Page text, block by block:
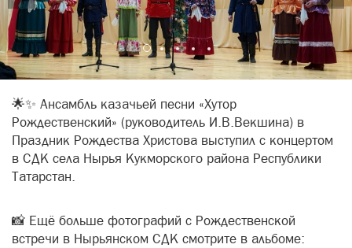
🌟✨ Ансамбль казачьей песни «Хутор
Рождественский» (руководитель И.В.Векшина) в
Праздник Рождества Христова выступил с концертом
в СДК села Нырья Кукморского района Республики
Татарстан.
📸 Ещё больше фотографий с Рождественской
встречи в Нырьянском СДК смотрите в альбоме: